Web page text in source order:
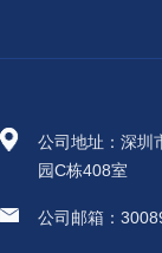
公司地址：深圳
园C栋408室
公司邮箱：